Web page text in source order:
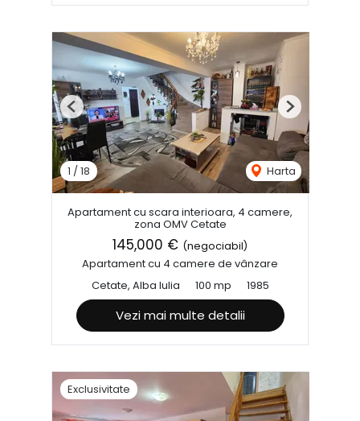
1 /18 Harta
Previous Next
Apartament cu scara interioara, 4 camere,
zona OMV Cetate
145,000 € (negociabil)
Apartament cu 4 camere de vânzare
Cetate, Alba Iulia
100 mp 1985
Vezi mai multe detalii
Exclusivitate